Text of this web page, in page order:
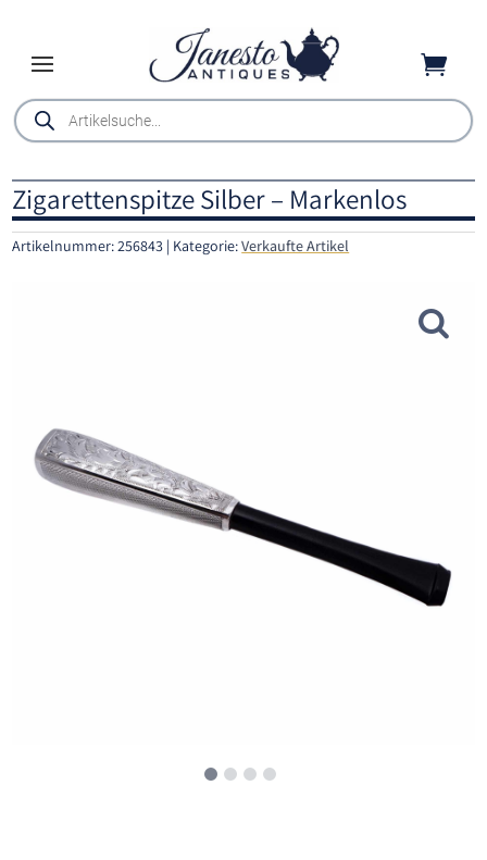

Products
search
Zigarettenspitze Silber – Markenlos
Artikelnummer:256843 Kategorie:Verkaufte Artikel